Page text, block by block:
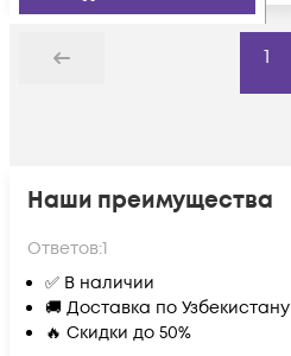
Назад
1
Наши преимущества
Ответов:1
✅ В наличии
🚚 Доставка по Узбекистану
🔥 Скидки до 50%